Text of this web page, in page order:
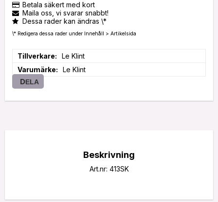
Betala säkert med kort
Maila oss, vi svarar snabbt!
Dessa rader kan ändras \*
\* Redigera dessa rader under Innehåll > Artikelsida
Tillverkare
Le Klint
Varumärke
Le Klint
DELA
Beskrivning
Art.nr: 413SK